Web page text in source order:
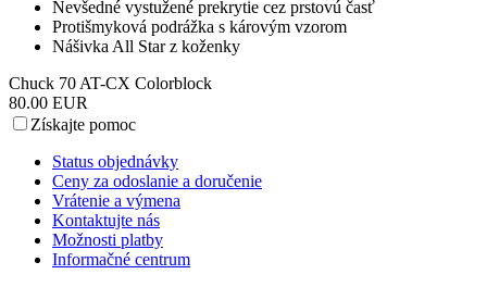
Nevšedné vystužené prekrytie cez prstovú časť
Protišmyková podrážka s károvým vzorom
Nášivka All Star z koženky
Chuck 70 AT-CX Colorblock
80.00 EUR
Získajte pomoc
Status objednávky
Ceny za odoslanie a doručenie
Vrátenie a výmena
Kontaktujte nás
Možnosti platby
Informačné centrum